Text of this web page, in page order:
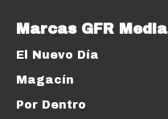
Marcas GFR Media
El Nuevo Día
Magacín
Por Dentro